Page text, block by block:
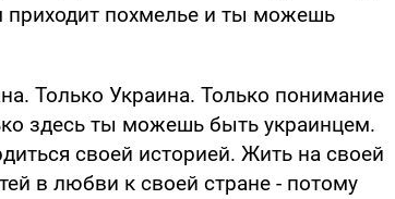
приходит похмелье и ты можешь
Только Украина. Только понимание
здесь ты можешь быть украинцем.
своей историей. Жить на своей
в любви к своей стране - потому